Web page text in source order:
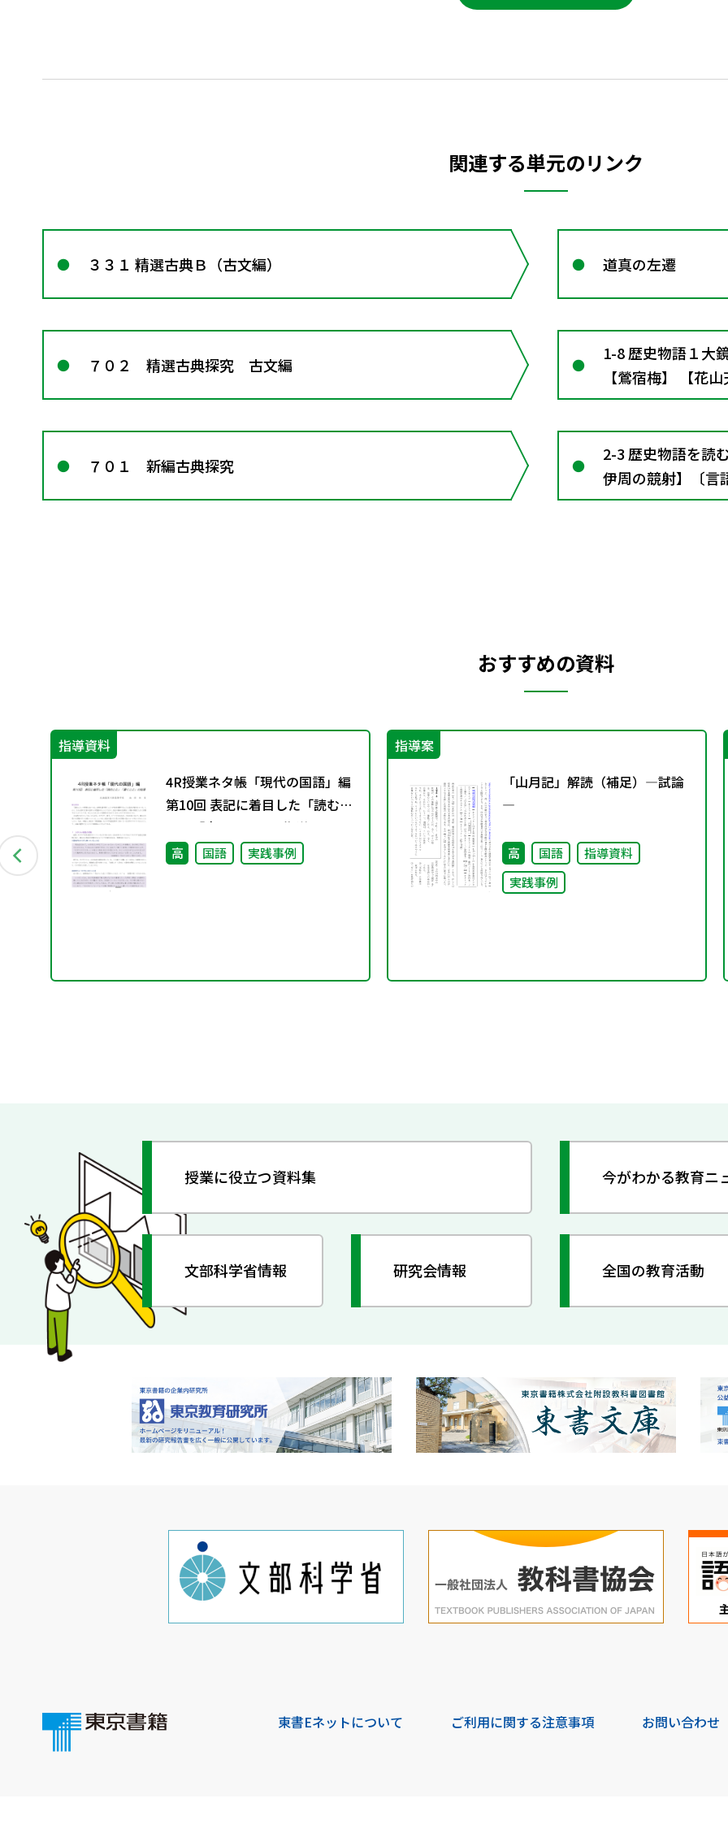
関連する単元のリンク
３３１ 精選古典Ｂ（古文編） 道真の左遷
７０２ 精選古典探究 古文編
1-8 歴史物語１大
【鶯宿梅】 【花
文の窓４ 語り伝
７０１ 新編古典探究
2-3 歴史物語を読
伊周の競射】〔言
おすすめの資料
指導資料
4R授業ネタ帳「現代の国語」編
第10回 表記に着目した「読むこ
と」「書くこと」の指導
高 国語 実践事例
指導案
「山月記」解読（補足）―試論
―
高 国語
指導資料
実践事例
授業に役立つ資料集 今がわかる教育ニ
文部科学省情報 研究会情報 全国の教育活動
東書Eネットについて ご利用に関する注意事項 お問い合わせ